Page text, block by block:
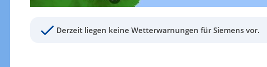
Derzeit liegen keine Wetterwarnungen für Siemens vor.